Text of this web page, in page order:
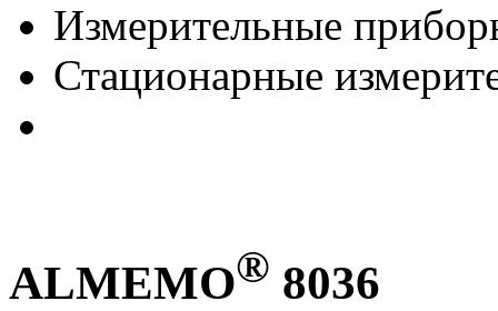
Измерительные
Стационарные
ALMEMO® 8036